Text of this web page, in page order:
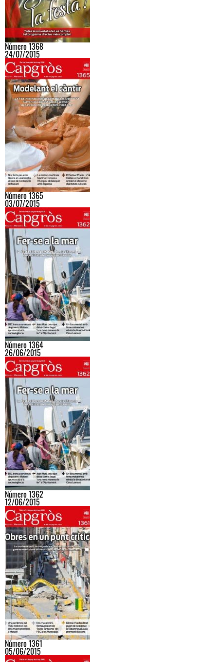
Número 1368
24/07/2015
Número 1365
03/07/2015
Número 1364
26/06/2015
Número 1362
12/06/2015
Número 1361
05/06/2015